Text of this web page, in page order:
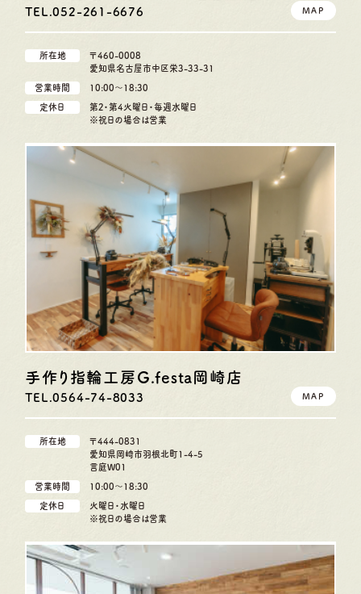
TEL.052-261-6676 MAP
所在地
〒460-0008
愛知県名古屋市中区栄3-33-31
営業時間 10:00〜18:30
定休日
第2・第4火曜日・毎週水曜日
※祝日の場合は営業
手作り指輪工房G.festa岡崎店
TEL.0564-74-8033 MAP
所在地
〒444-0831
愛知県岡崎市羽根北町1-4-5
言庭W01
営業時間 10:00〜18:30
定休日
火曜日・水曜日
※祝日の場合は営業